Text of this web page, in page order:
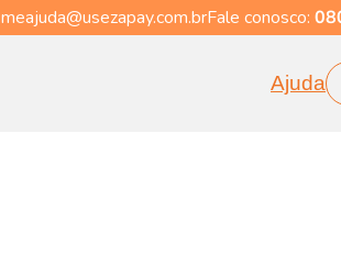
meajuda@usezapay.com.brFale conosco:
Ajuda